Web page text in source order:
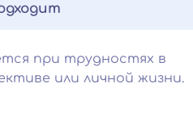
при трудностях в
или личной жизни.